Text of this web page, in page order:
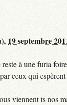
19 septembre
à une furia
ceux qui
viennent ts nos